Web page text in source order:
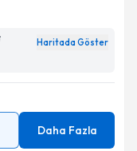
Haritada Göster
Daha Fazla